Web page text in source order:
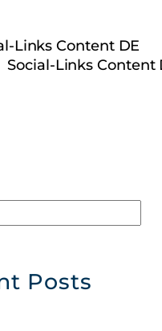
Links Content DE
Social-Links Content
Posts